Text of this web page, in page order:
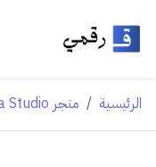
الرئيسية متجر Oda Studio